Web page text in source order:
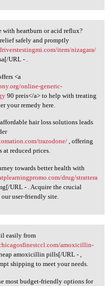
with heartburn
with heartburn or acid reflux?
safely and promptly
item/nizagara/
URL - .
<a
online-generic-
90 preis</a> to help with treating
your remedy here.
hair loss solutions leads
trazodone/, offering
at reduced prices.
towards better health with
drug/strattera
URL - . Acquire the crucial
user-friendly site.
easily from
easily from
amoxicillin-
amoxicillin pills[/URL - ,
shipping to meet your needs.
most budget-friendly options for